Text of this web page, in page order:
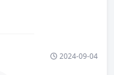
2024-09-04